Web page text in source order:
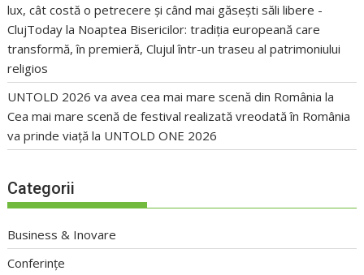
lux, cât costă o petrecere și când mai găsești săli libere -
ClujToday la Noaptea Bisericilor: tradiția europeană care
transformă, în premieră, Clujul într-un traseu al patrimoniului
religios
UNTOLD 2026 va avea cea mai mare scenă din România la
Cea mai mare scenă de festival realizată vreodată în România
va prinde viață la UNTOLD ONE 2026
Categorii
Business & Inovare
Conferințe